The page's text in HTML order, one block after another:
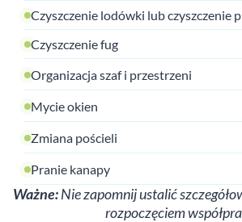
Czyszczenie lodówki lub czyszczenie
Czyszczenie fug
Organizacja szaf i przestrzeni
Mycie okien
Zmiana pościeli
Pranie kanapy
Ważne:Nie zapomnij ustalić
rozpoczęciem